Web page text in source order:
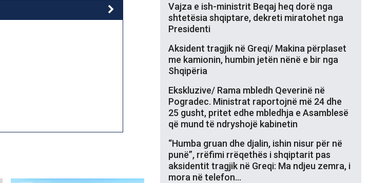
Vajza e ish-ministrit Beqaj heq dorë nga
shtetësia shqiptare, dekreti miratohet nga
Presidenti
Aksident tragjik në Greqi/ Makina përplaset
me kamionin, humbin jetën nënë e bir nga
Shqipëria
Ekskluzive/ Rama mbledh Qeverinë në
Pogradec. Ministrat raportojnë më 24 dhe
25 gusht, pritet edhe mbledhja e Asamblesë
që mund të ndryshojë kabinetin
“Humba gruan dhe djalin, ishin nisur për në
punë”, rrëfimi rrëqethës i shqiptarit pas
aksidentit tragjik në Greqi: Ma ndjeu zemra, i
mora në telefon…